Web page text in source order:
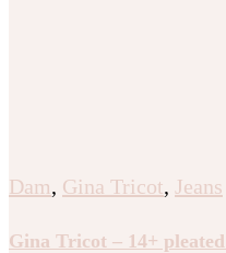
Dam, Gina Tricot, Jeans
Gina Tricot – 14+